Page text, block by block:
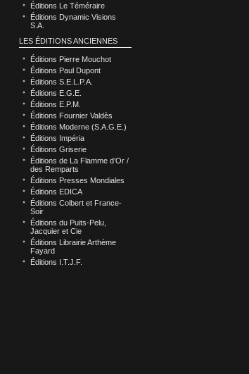
Éditions Le Téméraire
Éditions Dynamic Visions
S.A.
LES ÉDITIONS ANCIENNES
Éditions Pierre Mouchot
Éditions Paul Dupont
Éditions S.E.L.P.A.
Éditions E.G.E.
Éditions E.P.M.
Éditions Fournier Valdès
Éditions Moderne (S.A.G.E.)
Éditions Impéria
Éditions Griserie
Éditions de La Flamme d’Or /
des Remparts
Éditions Presses Mondiales
Éditions EDICA
Éditions Colbert et France-
Soir
Éditions du Puits-Pelu,
Jacquier et Cie
Éditions Librairie Arthème
Fayard
Éditions I.T.J.F.